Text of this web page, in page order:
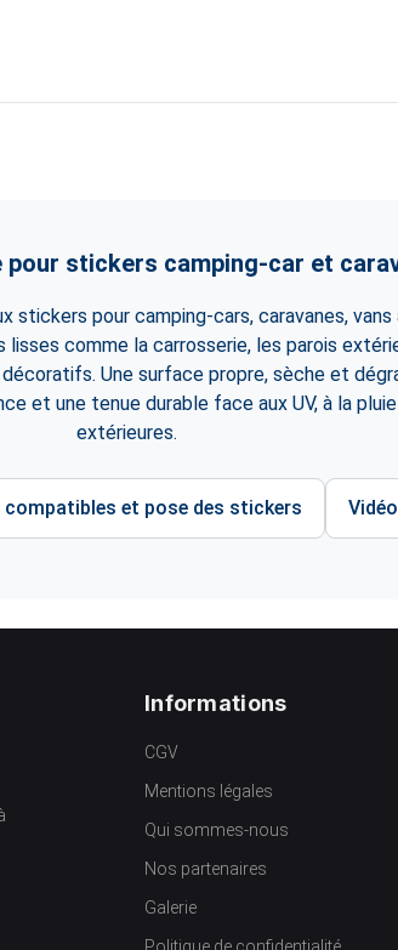
pour stickers camping-car et
stickers pour camping-cars, caravanes,
comme la carrosserie, les parois
Une surface propre, sèche et
et une tenue durable face aux UV, à la
extérieures.
compatibles et pose des stickers
Informations
CGV
Mentions légales
Qui sommes-nous
Nos partenaires
Galerie